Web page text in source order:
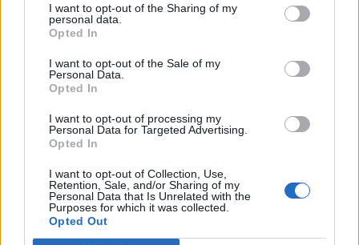
I want to opt-out of the Sharing of my
personal data.
Opted In
I want to opt-out of the Sale of my
Personal Data.
Opted In
I want to opt-out of processing my
Personal Data for Targeted Advertising.
Opted In
I want to opt-out of Collection, Use,
Retention, Sale, and/or Sharing of my
Personal Data that Is Unrelated with the
Purposes for which it was collected.
Opted Out
CASO ORLANDI
Quel filo tra Londra e il Vaticano:
Emanuela"
20/06/2023
COMMISSIONE ORLANDI
fratello di Emanuela all'attacco
dopo il rinvio per l'inchiesta
parlamentare
20/06/2023